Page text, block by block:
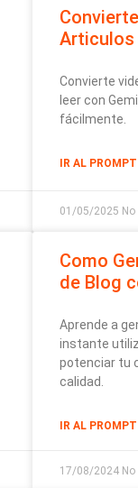
Articulos
Convierte
leer con
fácilmente.
IR AL
01/05/2025
Como
de Blog
Aprende a
instante
potenciar tu
calidad.
IR AL
17/08/2024